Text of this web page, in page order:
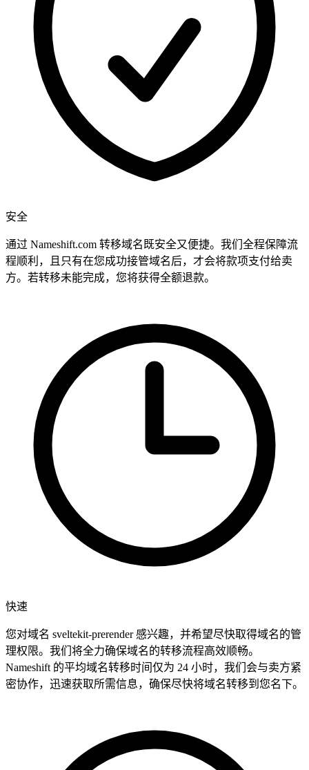
安全
通过 Nameshift.com 转移域名既安全又便捷。我们全程保障流
程顺利，且只有在您成功接管域名后，才会将款项支付给卖
方。若转移未能完成，您将获得全额退款。
快速
您对域名 sveltekit-prerender 感兴趣，并希望尽快取得域名的管
理权限。我们将全力确保域名的转移流程高效顺畅。
Nameshift 的平均域名转移时间仅为 24 小时，我们会与卖方紧
密协作，迅速获取所需信息，确保尽快将域名转移到您名下。